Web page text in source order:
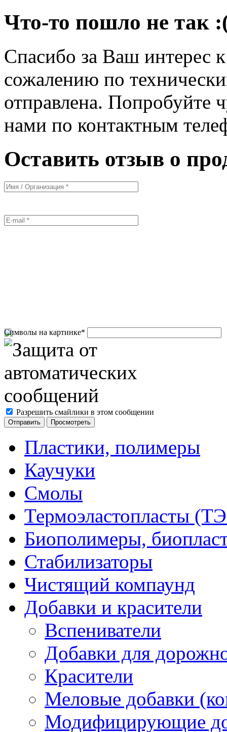
Что-то пошло не так
Спасибо за Ваш интерес
сожалению по
отправлена. Попробуйте
нами по контактным
Оставить отзыв о
Символы на картинке*
Разрешить смайлики в этом сообщении
Пластики, полимеры
Каучуки
Смолы
Термоэластопласты
Биополимеры,
Стабилизаторы
Чистящий компаунд
Добавки и красители
Вспениватели
Добавки для
Красители
Меловые добавки
Модифицирующие